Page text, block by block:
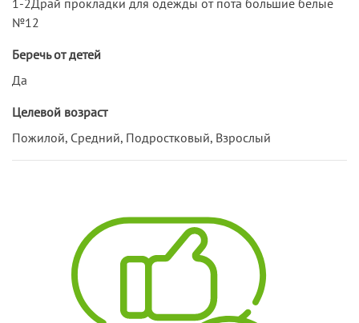
№12
Беречь от детей
Да
Целевой возраст
Пожилой, Средний, Подростковый, Взрослый